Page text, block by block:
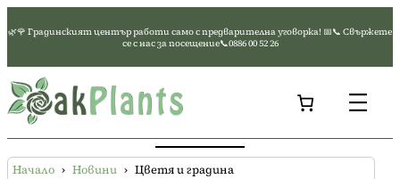
съдържанието
🌿🌹 Градинският център работи само с предварителна уговорка! 📅📞 Свържете
се с нас за посещение📞0886 00 52 26
Начало › Новини › Цветя и градина